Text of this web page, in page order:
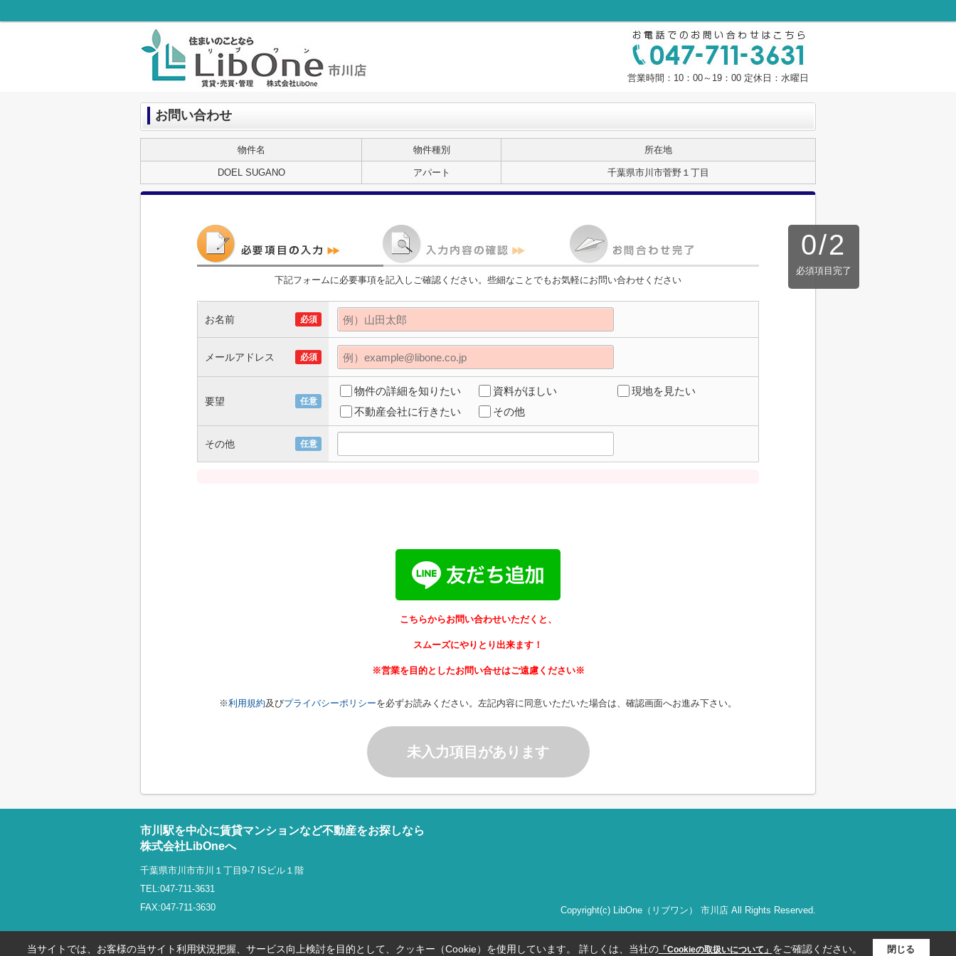
営業時間：10：00～19：00 定休日：水曜日
お問い合わせ
物件名 物件種別 所在地
DOEL SUGANO アパート 千葉県市川市菅野１丁目
0/2
必須項目完了
下記フォームに必要事項を記入しご確認ください。些細なことでもお気軽にお問い合わせください
お名前 必須
メールアドレス 必須
要望 任意
物件の詳細を知りたい 資料がほしい
現地を見たい
不動産会社に行きたい
その他
その他 任意
こちらからお問い合わせいただくと、
スムーズにやりとり出来ます！
※営業を目的としたお問い合せはご遠慮ください※
※利用規約及びプライバシーポリシーを必ずお読みください。左記内容に同意いただいた場合は、確認画面へお進み下さい。
未入力項目があります
市川駅を中心に賃貸マンションなど不動産をお探しなら
株式会社LibOneへ
千葉県市川市市川１丁目9-7 ISビル１階
TEL:047-711-3631
FAX:047-711-3630
Copyright(c) LibOne（リブワン） 市川店 All Rights Reserved.
当サイトでは、お客様の当サイト利用状況把握、サービス向上検討を目的として、クッキー（Cookie）を使用しています。 詳しくは、当社の「Cookieの取扱いについて」 をご確認ください。 閉じる